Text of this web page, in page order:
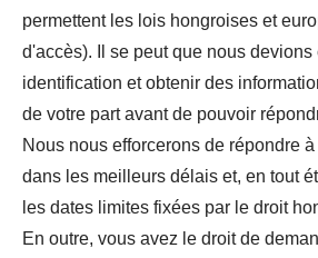
permettent les lois hongroises et
d'accès). Il se peut que nous devions
identification et obtenir des
de votre part avant de pouvoir
Nous nous efforcerons de répondre
dans les meilleurs délais et, en tout
les dates limites fixées par le droit
En outre, vous avez le droit de